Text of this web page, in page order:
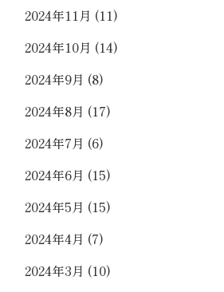
2024年11月 (11)
2024年10月 (14)
2024年9月 (8)
2024年8月 (17)
2024年7月 (6)
2024年6月 (15)
2024年5月 (15)
2024年4月 (7)
2024年3月 (10)